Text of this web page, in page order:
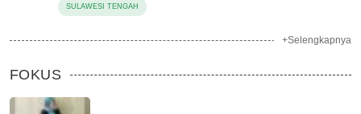
SULAWESI TENGAH
+Selengkapnya
FOKUS